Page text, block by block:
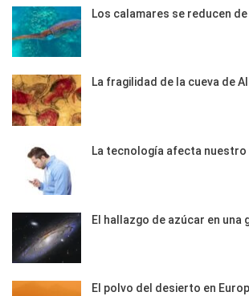
Los calamares se reducen
La fragilidad de la cueva de
La tecnología afecta nuestro
El hallazgo de azúcar en una
El polvo del desierto en